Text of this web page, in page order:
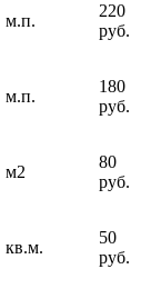
м.п.
220
руб.
м.п.
180
руб.
м2
80
руб.
кв.м.
50
руб.